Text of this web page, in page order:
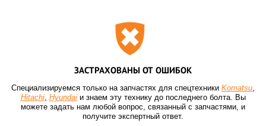
ЗАСТРАХОВАНЫ ОТ ОШИБОК
Специализируемся только на запчастях для спецтехники Komatsu,
Hitachi, Hyundaiи знаем эту технику до последнего болта. Вы
можете задать нам любой вопрос, связанный с запчастями, и
получите экспертный ответ.